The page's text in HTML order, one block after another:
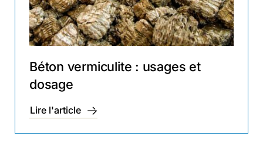
Béton vermiculite : usages et
dosage
Lire l'article